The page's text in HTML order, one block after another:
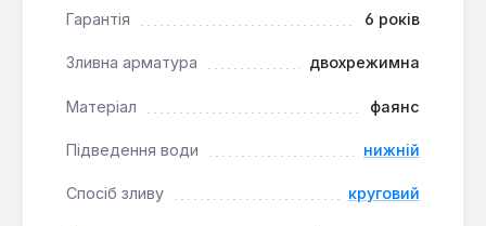
Компактна конструкція та прямий випуск
невеликі ванні кімнати, зберігаючи цінний
Гігієнічність та легкість догляду:
Використання фаянсу з глазурованою
підтримання чистоти, запобігаючи накопиченню
Гарантія 6 років
Зливна арматура двохрежимна
Матеріал фаянс
Підведення води нижній
Спосіб зливу круговий